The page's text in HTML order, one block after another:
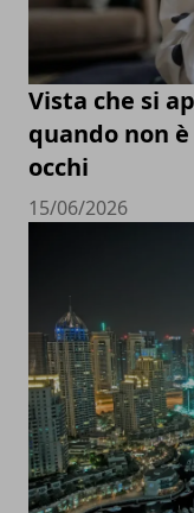
Vista che si
quando non
occhi
15/06/2026